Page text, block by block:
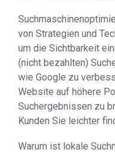
von Strategien und
um die Sichtbarkeit
(nicht bezahlten)
wie Google zu
Website auf höhere
Suchergebnissen zu
Kunden Sie leichter
Warum ist lokale